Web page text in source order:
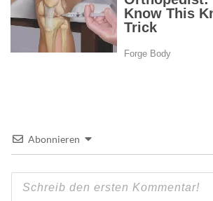
Abonnieren